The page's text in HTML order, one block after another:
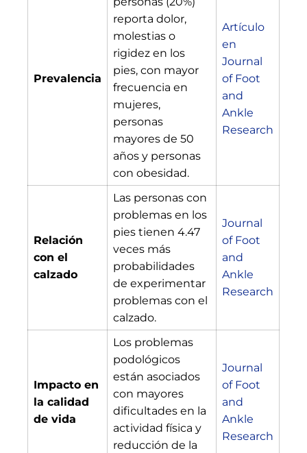
Prevalencia
reporta dolor,
molestias o
rigidez en los
pies, con mayor
frecuencia en
mujeres,
personas
mayores de 50
años y personas
con obesidad.
Artículo
en
Journal
of Foot
and
Ankle
Research
Relación
con el
calzado
Las personas con
problemas en los
pies tienen 4.47
veces más
probabilidades
de experimentar
problemas con el
calzado.
Journal
of Foot
and
Ankle
Research
Impacto en
la calidad
de vida
Los problemas
podológicos
están asociados
con mayores
dificultades en la
actividad física y
reducción de la
Journal
of Foot
and
Ankle
Research